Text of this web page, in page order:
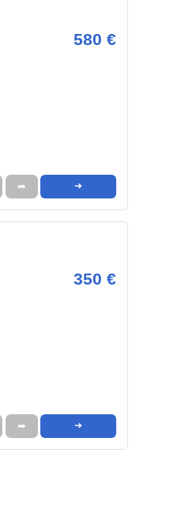
580 €
➦ ➜
350 €
➦ ➜